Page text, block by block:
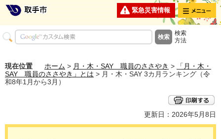
緊急災害情報 メニュー
検索
方法
現在位置 ホーム > 月・木・SAY 職員のささやき >
「月・木・
SAY 職員のささやき」とは > 月・木・SAY 3カ月ランキング（令
和8年1月から3月）
更新日：2026年5月8日